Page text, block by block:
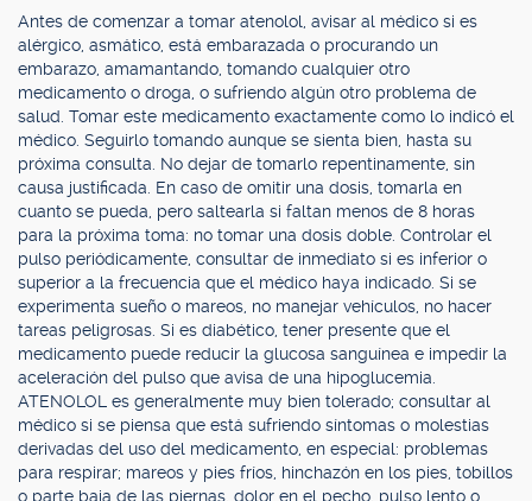
Antes de comenzar a tomar atenolol, avisar al médico si es
alérgico, asmático, está embarazada o procurando un
embarazo, amamantando, tomando cualquier otro
medicamento o droga, o sufriendo algún otro problema de
salud. Tomar este medicamento exactamente como lo indicó el
médico. Seguirlo tomando aunque se sienta bien, hasta su
próxima consulta. No dejar de tomarlo repentinamente, sin
causa justificada. En caso de omitir una dosis, tomarla en
cuanto se pueda, pero saltearla si faltan menos de 8 horas
para la próxima toma: no tomar una dosis doble. Controlar el
pulso periódicamente, consultar de inmediato si es inferior o
superior a la frecuencia que el médico haya indicado. Si se
experimenta sueño o mareos, no manejar vehículos, no hacer
tareas peligrosas. Si es diabético, tener presente que el
medicamento puede reducir la glucosa sanguínea e impedir la
aceleración del pulso que avisa de una hipoglucemia.
ATENOLOL es generalmente muy bien tolerado; consultar al
médico si se piensa que está sufriendo síntomas o molestias
derivadas del uso del medicamento, en especial: problemas
para respirar; mareos y pies fríos, hinchazón en los pies, tobillos
o parte baja de las piernas, dolor en el pecho, pulso lento o